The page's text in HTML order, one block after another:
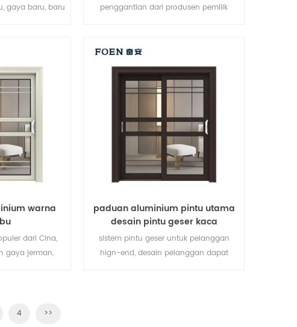
gaya baru, baru
penggantian dari produsen pemilik
warna
dari Cina,
gaya jerman,
paduan aluminium pintu utama
desain pintu geser kaca
sistem pintu geser untuk pelanggan
hign-end, desain pelanggan dapat
4 >>